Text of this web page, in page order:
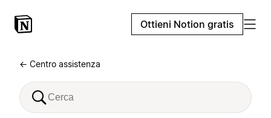
Ottieni Notion gratis
← Centro assistenza